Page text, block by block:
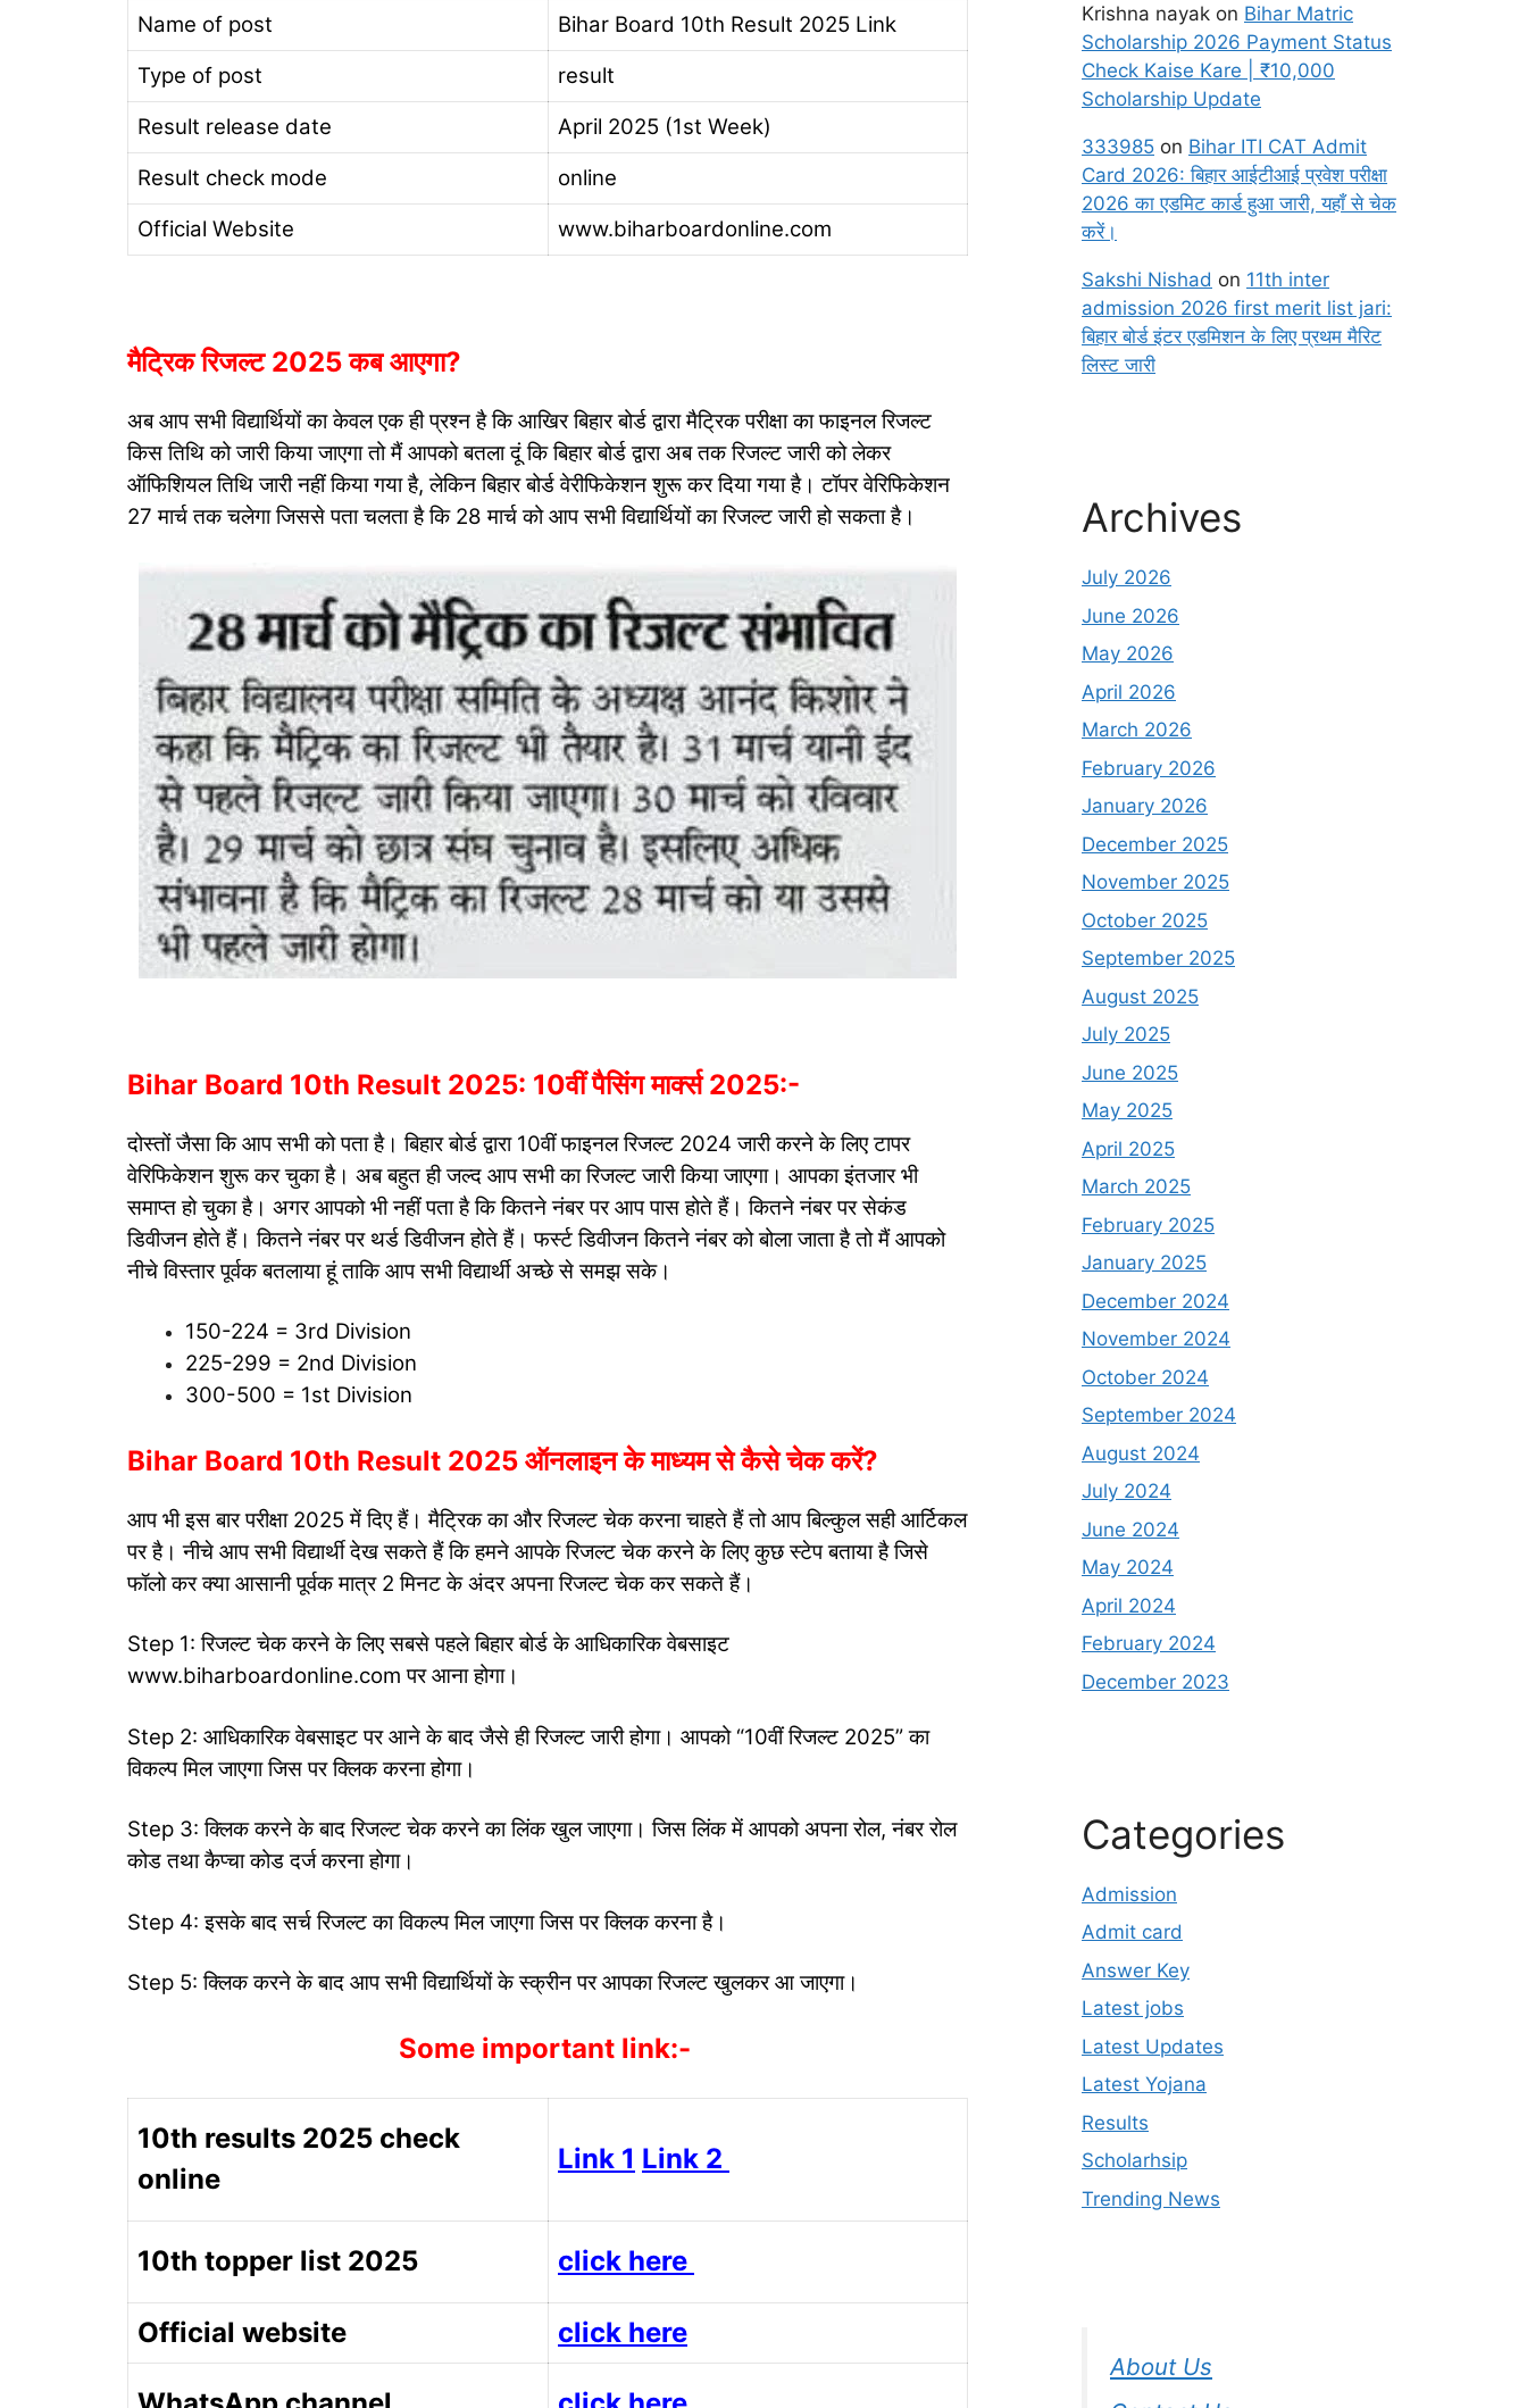
Name of post
Bihar Board 10th Result 2025 Link
Type of post
result
Result release date
April 2025 (1st Week)
Result check mode
online
Official Website
www.biharboardonline.com
मैट्रिक रिजल्ट 2025 कब आएगा?
अब आप सभी विद्यार्थियों का केवल एक ही प्रश्न है कि आखिर बिहार बोर्ड द्वारा मैट्रिक परीक्षा का फाइनल रिजल्ट
किस तिथि को जारी किया जाएगा तो मैं आपको बतला दूं कि बिहार बोर्ड द्वारा अब तक रिजल्ट जारी को लेकर
ऑफिशियल तिथि जारी नहीं किया गया है, लेकिन बिहार बोर्ड वेरीफिकेशन शुरू कर दिया गया है। टॉपर वेरिफिकेशन
27 मार्च तक चलेगा जिससे पता चलता है कि 28 मार्च को आप सभी विद्यार्थियों का रिजल्ट जारी हो सकता है।
Bihar Board 10th Result 2025: 10वीं पैसिंग मार्क्स 2025:-
दोस्तों जैसा कि आप सभी को पता है। बिहार बोर्ड द्वारा 10वीं फाइनल रिजल्ट 2024 जारी करने के लिए टापर
वेरिफिकेशन शुरू कर चुका है। अब बहुत ही जल्द आप सभी का रिजल्ट जारी किया जाएगा। आपका इंतजार भी
समाप्त हो चुका है। अगर आपको भी नहीं पता है कि कितने नंबर पर आप पास होते हैं। कितने नंबर पर सेकंड
डिवीजन होते हैं। कितने नंबर पर थर्ड डिवीजन होते हैं। फर्स्ट डिवीजन कितने नंबर को बोला जाता है तो मैं आपको
नीचे विस्तार पूर्वक बतलाया हूं ताकि आप सभी विद्यार्थी अच्छे से समझ सके।
150-224 = 3rd Division
225-299 = 2nd Division
300-500 = 1st Division
Bihar Board 10th Result 2025 ऑनलाइन के माध्यम से कैसे चेक करें?
आप भी इस बार परीक्षा 2025 में दिए हैं। मैट्रिक का और रिजल्ट चेक करना चाहते हैं तो आप बिल्कुल सही आर्टिकल
पर है। नीचे आप सभी विद्यार्थी देख सकते हैं कि हमने आपके रिजल्ट चेक करने के लिए कुछ स्टेप बताया है जिसे
फॉलो कर क्या आसानी पूर्वक मात्र 2 मिनट के अंदर अपना रिजल्ट चेक कर सकते हैं।
Step 1: रिजल्ट चेक करने के लिए सबसे पहले बिहार बोर्ड के आधिकारिक वेबसाइट
www.biharboardonline.com पर आना होगा।
Step 2: आधिकारिक वेबसाइट पर आने के बाद जैसे ही रिजल्ट जारी होगा। आपको “10वीं रिजल्ट 2025” का
विकल्प मिल जाएगा जिस पर क्लिक करना होगा।
Step 3: क्लिक करने के बाद रिजल्ट चेक करने का लिंक खुल जाएगा। जिस लिंक में आपको अपना रोल, नंबर रोल
कोड तथा कैप्चा कोड दर्ज करना होगा।
Step 4: इसके बाद सर्च रिजल्ट का विकल्प मिल जाएगा जिस पर क्लिक करना है।
Step 5: क्लिक करने के बाद आप सभी विद्यार्थियों के स्क्रीन पर आपका रिजल्ट खुलकर आ जाएगा।
Some important link:-
10th results 2025 check
online
Link 1 Link 2
10th topper list 2025 click here
Official website click here
Krishna nayak on Bihar Matric
Scholarship 2026 Payment Status
Check Kaise Kare | ₹10,000
Scholarship Update
333985 on Bihar ITI CAT Admit
Card 2026: बिहार आईटीआई प्रवेश परीक्षा
2026 का एडमिट कार्ड हुआ जारी, यहाँ से चेक
करें।
Sakshi Nishad on 11th inter
admission 2026 first merit list jari:
बिहार बोर्ड इंटर एडमिशन के लिए प्रथम मैरिट
लिस्ट जारी
Archives
July 2026
June 2026
May 2026
April 2026
March 2026
February 2026
January 2026
December 2025
November 2025
October 2025
September 2025
August 2025
July 2025
June 2025
May 2025
April 2025
March 2025
February 2025
January 2025
December 2024
November 2024
October 2024
September 2024
August 2024
July 2024
June 2024
May 2024
April 2024
February 2024
December 2023
Categories
Admission
Admit card
Answer Key
Latest jobs
Latest Updates
Latest Yojana
Results
Scholarhsip
Trending News
About Us